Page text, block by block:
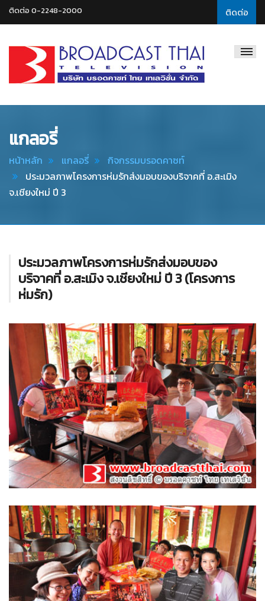
ติดต่อ
ติดต่อ 0-2248-2000
Thai
แกลอรี่
หน้าหลัก แกลอรี่
กิจกรรมบรอดคาซท์
ประมวลภาพโครงการห่มรักส่งมอบของบริจาคที่ อ.สะเมิง
จ.เชียงใหม่ ปี 3
ประมวลภาพโครงการห่มรักส่งมอบของ
บริจาคที่ อ.สะเมิง จ.เชียงใหม่ ปี 3 (โครงการ
ห่มรัก)